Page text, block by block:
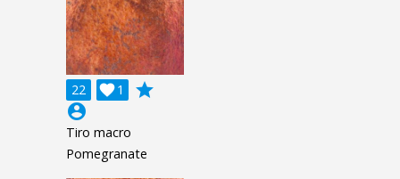
22 1

grade
account_circle
Tiro macro
Pomegranate